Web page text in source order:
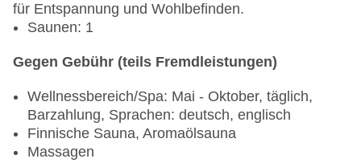
für Entspannung und Wohlbefinden.
Saunen: 1
Gegen Gebühr (teils Fremdleistungen)
Wellnessbereich/Spa: Mai - Oktober, täglich,
Barzahlung, Sprachen: deutsch, englisch
Finnische Sauna, Aromaölsauna
Massagen